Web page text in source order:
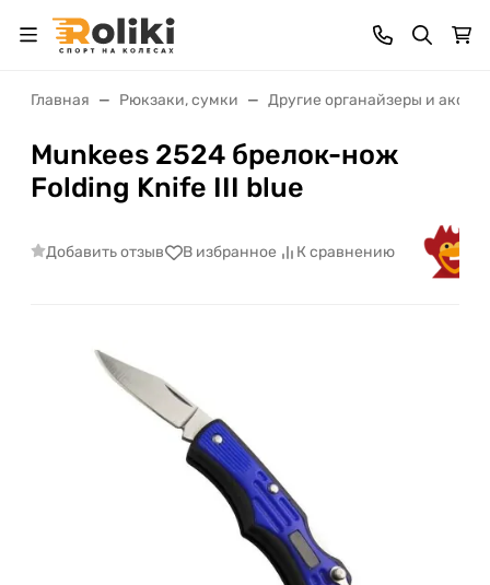
Главная Рюкзаки, сумки Другие органайзеры и
Munkees 2524 брелок-нож
Folding Knife III blue
Добавить отзыв В избранное К сравнению